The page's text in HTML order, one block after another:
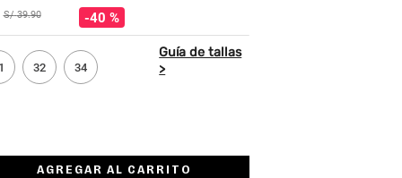
S/ 39.90 40 %
32 34
AGREGAR AL CARRITO